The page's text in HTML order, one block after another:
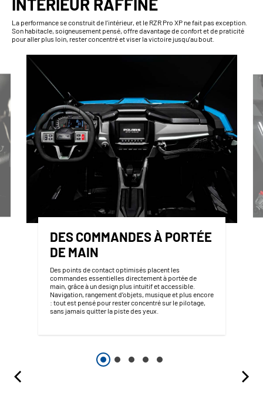
INTÉRIEUR RAFFINÉ
La performance se construit de l’intérieur, et le RZR Pro XP ne fait pas exception.
Son habitacle, soigneusement pensé, offre davantage de confort et de praticité
pour aller plus loin, rester concentré et viser la victoire jusqu’au bout.
DES COMMANDES À PORTÉE
DE MAIN
Des points de contact optimisés placent les
commandes essentielles directement à portée de
main, grâce à un design plus intuitif et accessible.
Navigation, rangement d’objets, musique et plus encore
: tout est pensé pour rester concentré sur le pilotage,
sans jamais quitter la piste des yeux.